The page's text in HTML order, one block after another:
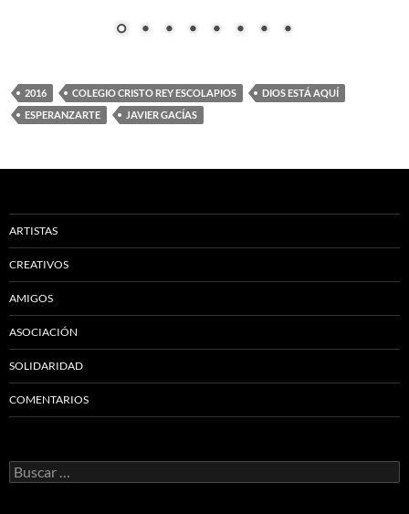
2016 COLEGIO CRISTO REY ESCOLAPIOS
DIOS ESTÁ AQUÍ
ESPERANZARTE
JAVIER GACÍAS
ARTISTAS
CREATIVOS
AMIGOS
ASOCIACIÓN
SOLIDARIDAD
COMENTARIOS
Buscar: